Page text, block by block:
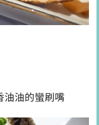
油油的蠻刷嘴